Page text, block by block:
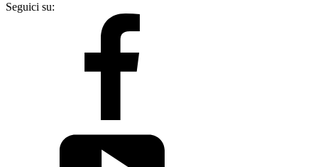
Seguici su: